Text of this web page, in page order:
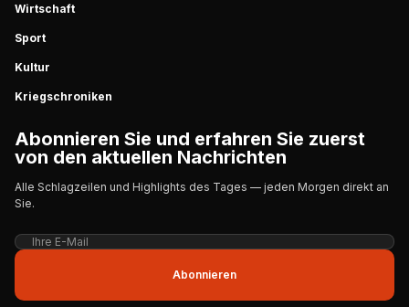
Wirtschaft
Sport
Kultur
Kriegschroniken
Abonnieren Sie und erfahren Sie zuerst
von den aktuellen Nachrichten
Alle Schlagzeilen und Highlights des Tages — jeden Morgen direkt an
Sie.
Abonnieren